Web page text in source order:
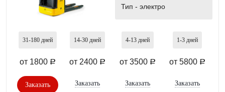
Тип - электро
31-180 дней
от 1800 a
Заказать
14-30 дней
от 2400 a
Заказать
4-13 дней
от 3500 a
Заказать
1-3 дней
от 5800 a
Заказать